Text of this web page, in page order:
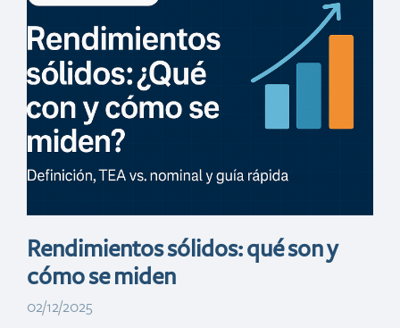
Rendimientos sólidos: qué son y
cómo se miden
02/12/2025